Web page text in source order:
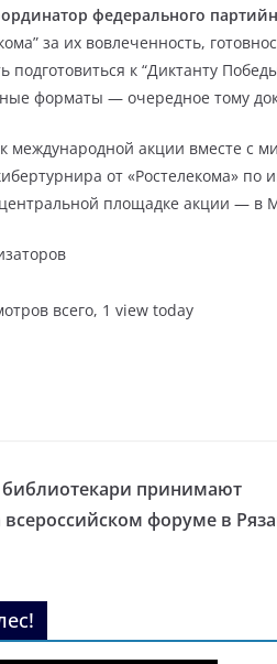
федерального
за их вовлеченность,
подготовиться к “Диктанту
форматы — очередное тому
к международной акции вместе с
от «Ростелекома»
площадке акции — в
всего, 1 view today
библиотекари принимают
всероссийском форуме в